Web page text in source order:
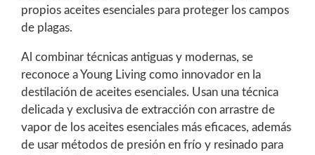
propios aceites esenciales para proteger los campos
de plagas.
Al combinar técnicas antiguas y modernas, se
reconoce a Young Living como innovador en la
destilación de aceites esenciales. Usan una técnica
delicada y exclusiva de extracción con arrastre de
vapor de los aceites esenciales más eficaces, además
de usar métodos de presión en frío y resinado para